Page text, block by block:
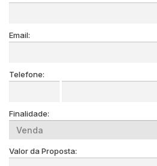
Email:
Telefone:
Finalidade:
Valor da Proposta: